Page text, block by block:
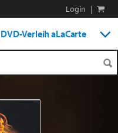
Login |
DVD-Verleih aLaCarte
Shop